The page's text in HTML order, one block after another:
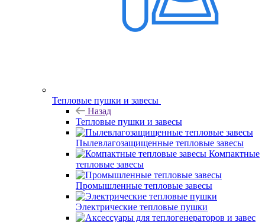
Тепловые пушки и завесы
Назад
Тепловые пушки и завесы
Пылевлагозащищенные тепловые завесы
Компактные
тепловые завесы
Промышленные тепловые завесы
Электрические тепловые пушки